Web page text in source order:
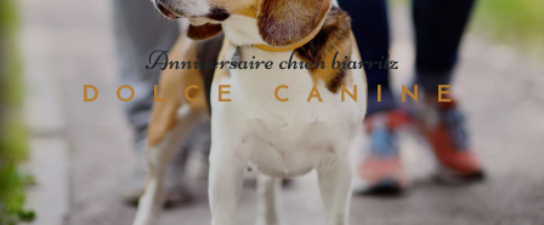
anniversaire chien biarritz
DOLCE CANINE